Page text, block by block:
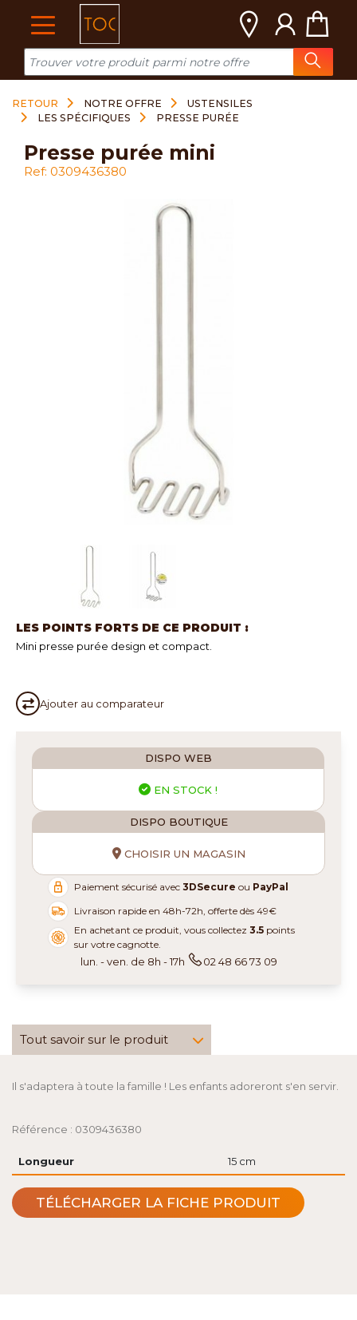
RETOUR NOTRE OFFRE
USTENSILES
LES SPÉCIFIQUES
PRESSE PURÉE
LES POINTS FORTS DE CE PRODUIT :
Mini presse purée design et compact.
Ajouter au comparateur
presse purée mini
Ref: 0309436380
DISPO WEB
EN STOCK !
DISPO BOUTIQUE
CHOISIR UN MAGASIN
Paiement sécurisé avec3DSecure ou PayPal
Livraison rapide en 48h-72h, offerte dès 49€
En achetant ce produit, vous collectez3.5 points
sur votre cagnotte.
lun. - ven. de 8h - 17h 02 48 66 73 09
Tout savoir sur le produit
Il s'adaptera à toute la famille ! Les enfants adoreront s'en servir.
Référence : 0309436380
Longueur 15 cm
TÉLÉCHARGER LA FICHE PRODUIT
Cookies management panel